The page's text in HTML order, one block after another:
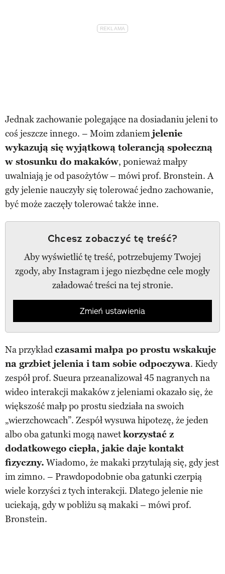
Jednak zachowanie polegające na dosiadaniu jeleni to
coś jeszcze innego. – Moim zdaniemjelenie
wykazują się wyjątkową tolerancją społeczną
w stosunku do makaków, ponieważ małpy
uwalniają je od pasożytów – mówi prof. Bronstein. A
gdy jelenie nauczyły się tolerować jedno zachowanie,
być może zaczęły tolerować także inne.
Chcesz zobaczyć tę treść?
Aby wyświetlić tę treść, potrzebujemy Twojej
zgody, aby Instagram i jego niezbędne cele mogły
załadować treści na tej stronie.
Zmień ustawienia
Na przykładczasami małpa po prostu wskakuje
na grzbiet jelenia i tam sobie odpoczywa. Kiedy
zespół prof. Sueura przeanalizował 45 nagranych na
wideo interakcji makaków z jeleniami okazało się, że
większość małp po prostu siedziała na swoich
„wierzchowcach”. Zespół wysuwa hipotezę, że jeden
albo oba gatunki mogą nawetkorzystać z
dodatkowego ciepła, jakie daje kontakt
fizyczny. Wiadomo, że makaki przytulają się, gdy jest
im zimno. – Prawdopodobnie oba gatunki czerpią
wiele korzyści z tych interakcji. Dlatego jelenie nie
uciekają, gdy w pobliżu są makaki – mówi prof.
Bronstein.